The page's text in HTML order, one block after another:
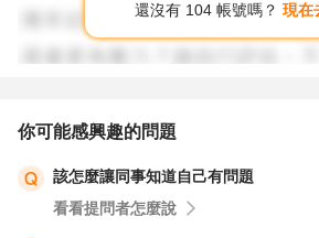
還沒有 104 帳號嗎？ 現在
你可能感興趣的問題
該怎麼讓同事知道自己有問題
看看提問者怎麼說